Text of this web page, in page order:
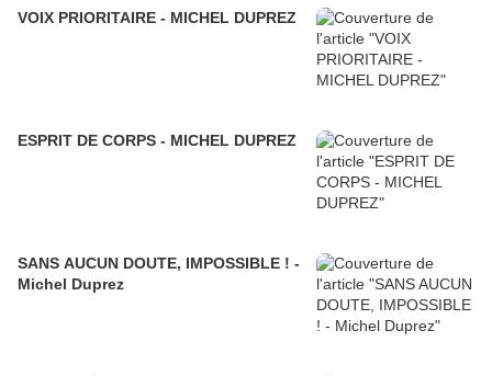
VOIX PRIORITAIRE - MICHEL DUPREZ
ESPRIT DE CORPS - MICHEL DUPREZ
SANS AUCUN DOUTE, IMPOSSIBLE ! -
Michel Duprez